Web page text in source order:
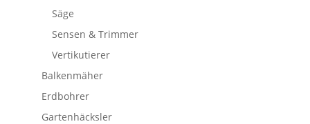
Säge
Sensen & Trimmer
Vertikutierer
Balkenmäher
Erdbohrer
Gartenhäcksler